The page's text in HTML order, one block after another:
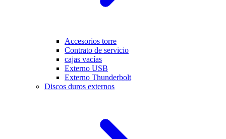
Accesorios torre
Contrato de servicio
cajas vacías
Externo USB
Externo Thunderbolt
Discos duros externos